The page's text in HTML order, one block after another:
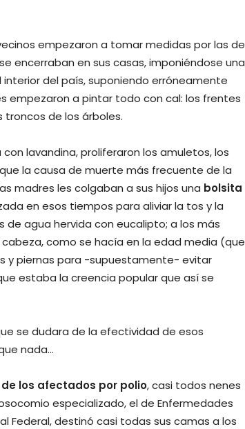
empezaron a tomar medidas por las de
encerraban en sus casas, imponiéndose una
del país, suponiendo erróneamente
empezaron a pintar todo con cal: los frentes
troncos de los árboles.
lavandina, proliferaron los amuletos, los
la causa de muerte más frecuente de la
madres les colgaban a sus hijos una bolsita
en esos tiempos para aliviar la tos y la
de agua hervida con eucalipto; a los más
como se hacía en la edad media (que
y piernas para -supuestamente- evitar
estaba la creencia popular que así se
se dudara de la efectividad de esos
nada…
los afectados por polio, casi todos nenes
especializado, el de Enfermedades
Federal, destinó casi todas sus camas a los